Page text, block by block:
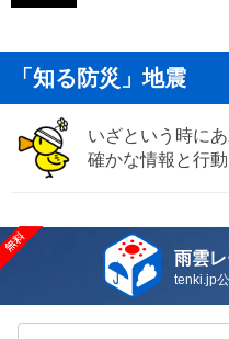
「知る防災」地震
いざという時に
確かな情報と行
雨雲
tenki.jp